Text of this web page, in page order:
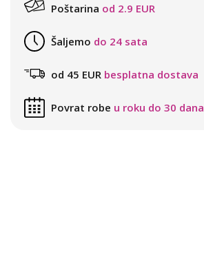
Poštarina od 2.9 EUR
Šaljemo do 24 sata
od 45 EUR besplatna dostava
Povrat robe u roku do 30 dana